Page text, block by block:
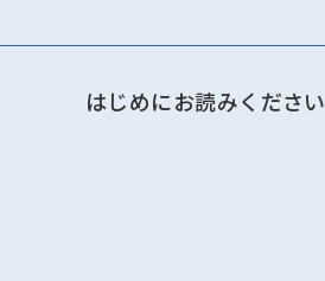
はじめにお読みください